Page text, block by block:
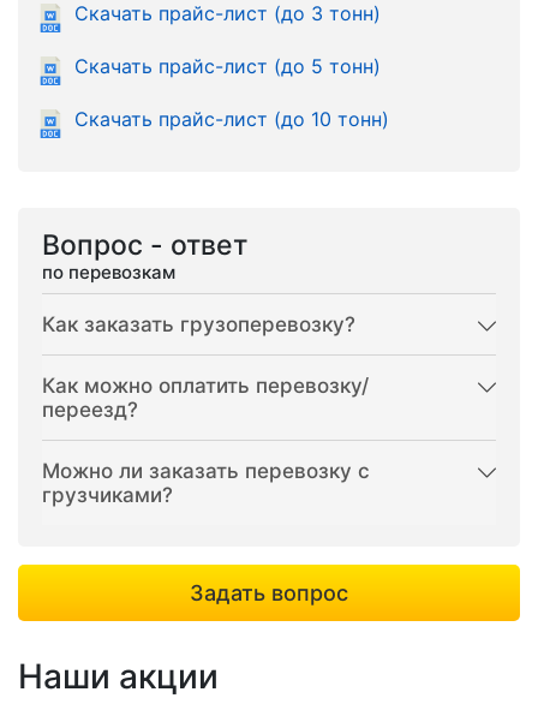
Скачать прайс-лист (до 3 тонн)
Скачать прайс-лист (до 5 тонн)
Скачать прайс-лист (до 10 тонн)
Вопрос - ответ
по перевозкам
Как заказать грузоперевозку?
Как можно оплатить перевозку/
переезд?
Можно ли заказать перевозку с
грузчиками?
Задать вопрос
Наши акции